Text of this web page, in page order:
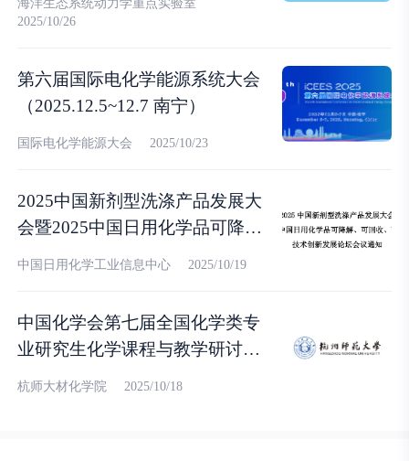
2025/10/26
第六届国际电化学能源系统大会
（2025.12.5~12.7 南宁）
国际电化学能源大会 2025/10/23
2025中国新剂型洗涤产品发展大
会暨2025中国日用化学品可降
解、可回收、可再生技术创新发
中国日用化学工业信息中心 2025/10/19
中国化学会第七届全国化学类专
业研究生化学课程与教学研讨会
杭师大材化学院 2025/10/18